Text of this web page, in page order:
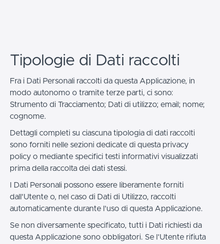
Tipologie di Dati raccolti
Fra i Dati Personali raccolti da questa Applicazione, in
modo autonomo o tramite terze parti, ci sono:
Strumento di Tracciamento; Dati di utilizzo; email; nome;
cognome.
Dettagli completi su ciascuna tipologia di dati raccolti
sono forniti nelle sezioni dedicate di questa privacy
policy o mediante specifici testi informativi visualizzati
prima della raccolta dei dati stessi.
I Dati Personali possono essere liberamente forniti
dall'Utente o, nel caso di Dati di Utilizzo, raccolti
automaticamente durante l'uso di questa Applicazione.
Se non diversamente specificato, tutti i Dati richiesti da
questa Applicazione sono obbligatori. Se l’Utente rifiuta